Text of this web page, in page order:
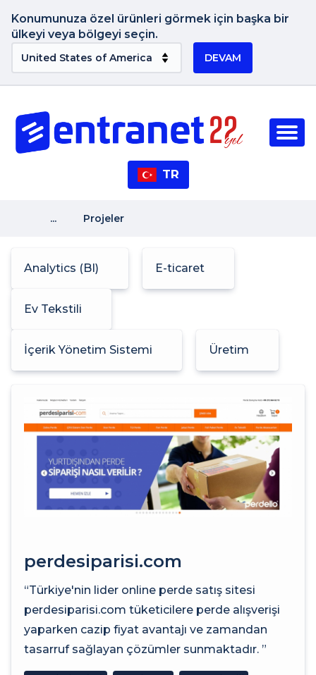
Konumunuza özel ürünleri görmek için başka bir
ülkeyi veya bölgeyi seçin.
DEVAM
TR
... Projeler
Analytics (BI) E-ticaret
Ev Tekstili
İçerik Yönetim Sistemi Üretim
perdesiparisi.com
“Türkiye'nin lider online perde satış sitesi
perdesiparisi.com tüketicilere perde alışverişi
yaparken cazip fiyat avantajı ve zamandan
tasarruf sağlayan çözümler sunmaktadır. ”